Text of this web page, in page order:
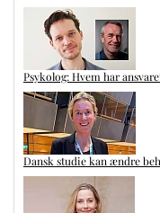
Psykolog: Hvem har
Dansk studie kan ændre